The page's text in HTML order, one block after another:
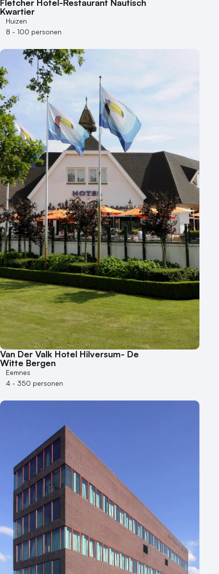
Bijzondere locaties
Buitenlocatie
Groene locatie
Heisessie
Hotel
Hybride events
Industriële locatie
Kasteel en landgoed
Kleine / intieme locatie
Locaties aan zee
Museum
Theater
Varende locatie
Fletcher Hotel-Restaurant Nautisch
Kwartier
Huizen
8 - 100 personen
Van Der Valk Hotel Hilversum- De
Witte Bergen
Eemnes
4 - 350 personen